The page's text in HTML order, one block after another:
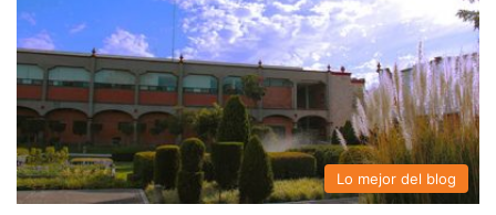
Lo mejor del blog